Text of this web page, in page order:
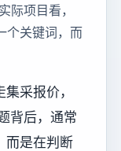
际项目看，
个关键词，而
采报价，
背后，通常
而是在判断